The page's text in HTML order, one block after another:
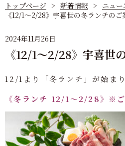
トップページ 新着情報
ニュー
《12/1～2/28》宇喜世の冬ランチのご
2024年11月26日
《12/1～2/28》宇喜世
12/1より「冬ランチ」が始まり
《冬ランチ 12/1～2/28》※